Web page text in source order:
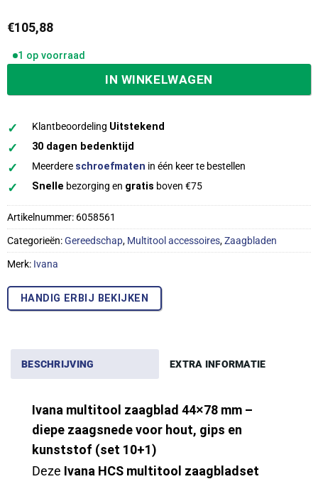
€105,88
1 op voorraad
IN WINKELWAGEN
✓ Klantbeoordeling Uitstekend
✓ 30 dagen bedenktijd
✓ Meerdere schroefmaten in één keer te bestellen
✓ Snelle bezorging en gratis boven €75
Artikelnummer: 6058561
Categorieën:Gereedschap, Multitool accessoires,Zaagbladen
Merk: Ivana
HANDIG ERBIJ BEKIJKEN
BESCHRIJVING EXTRA INFORMATIE
Ivana multitool zaagblad 44×78 mm –
diepe zaagsnede voor hout, gips en
kunststof (set 10+1)
Deze Ivana HCS multitool zaagbladset